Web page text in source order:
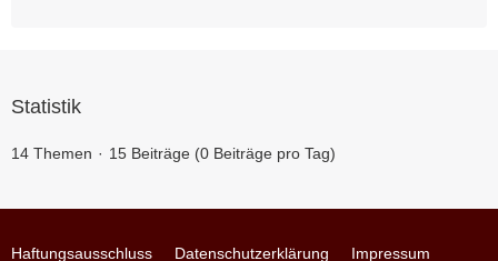
Statistik
14 Themen 15 Beiträge (0 Beiträge pro Tag)
Haftungsausschluss Datenschutzerklärung Impressum